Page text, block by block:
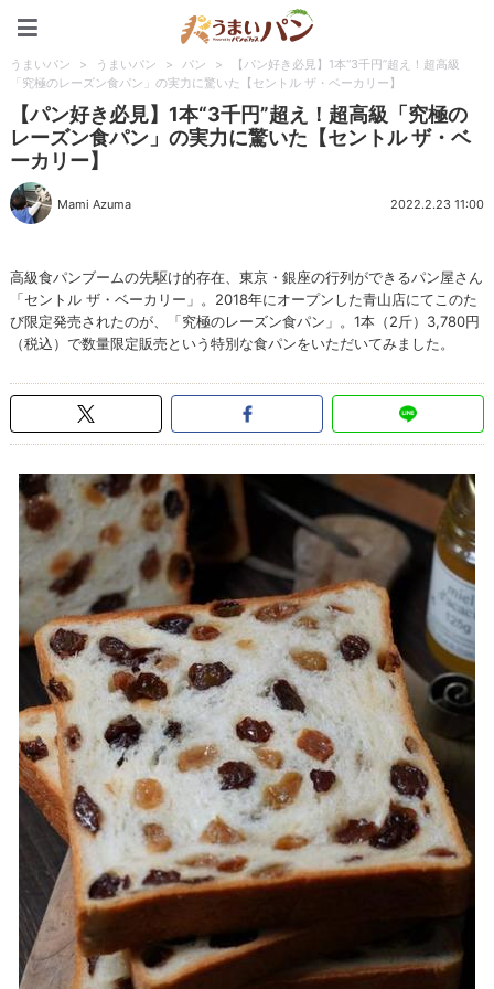
うまいパン > うまいパン > パン >
【パン好き必見】1本“3千円”超え！超高級
「究極のレーズン食パン」の実力に驚いた【セントル ザ・ベーカリー】
【パン好き必見】1本“3千円”超え！超高級「究極の
レーズン食パン」の実力に驚いた【セントル ザ・ベ
ーカリー】
Mami Azuma 2022.2.23 11:00
高級食パンブームの先駆け的存在、東京・銀座の行列ができるパン屋さん
「セントル ザ・ベーカリー」。2018年にオープンした青山店にてこのた
び限定発売されたのが、「究極のレーズン食パン」。1本（2斤）3,780円
（税込）で数量限定販売という特別な食パンをいただいてみました。